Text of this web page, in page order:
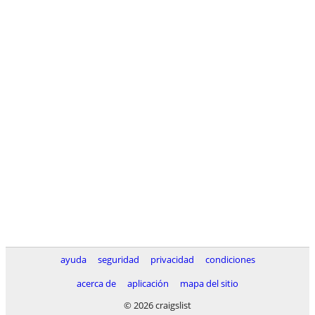
ayuda seguridad privacidad
condiciones
acerca de
aplicación
mapa del sitio
© 2026 craigslist